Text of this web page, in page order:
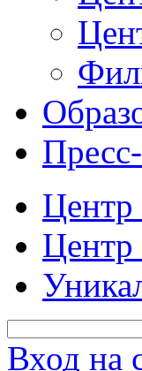
Центр
Вход на